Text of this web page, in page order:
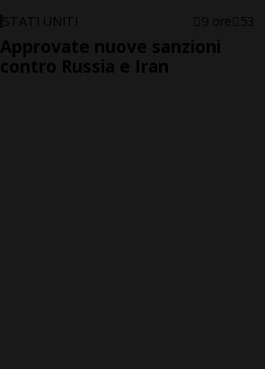
STATI UNITI 9 ore 53
Approvate nuove sanzioni
contro Russia e Iran